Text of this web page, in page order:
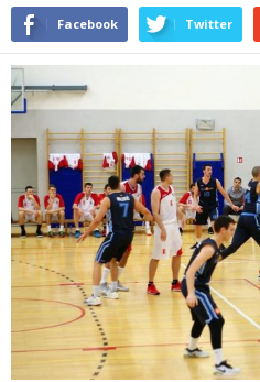
Facebook Twitter